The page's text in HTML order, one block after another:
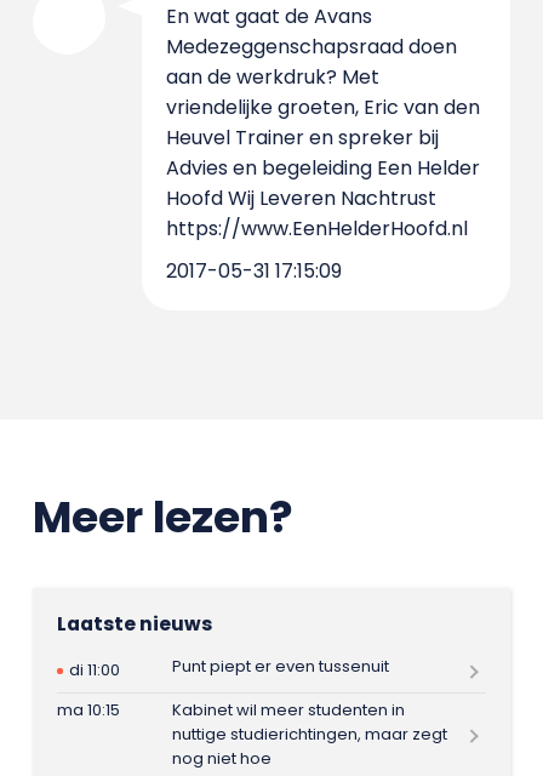
En wat gaat de Avans
Medezeggenschapsraad doen
aan de werkdruk? Met
vriendelijke groeten, Eric van den
Heuvel Trainer en spreker bij
Advies en begeleiding Een Helder
Hoofd Wij Leveren Nachtrust
https://www.EenHelderHoofd.nl
2017-05-31 17:15:09
Meer lezen?
Laatste nieuws
di 11:00
Punt piept er even tussenuit
ma 10:15
Kabinet wil meer studenten in
nuttige studierichtingen, maar zegt
nog niet hoe